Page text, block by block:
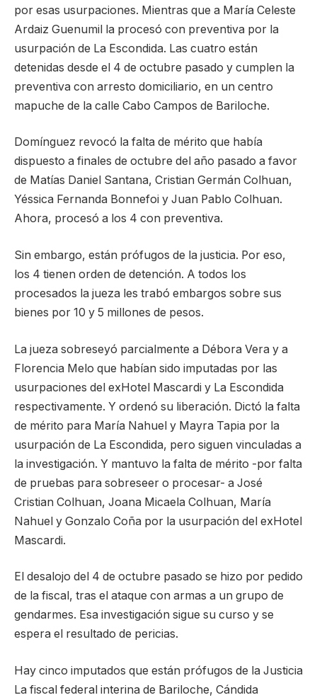
por esas usurpaciones. Mientras que a María Celeste
Ardaiz Guenumil la procesó con preventiva por la
usurpación de La Escondida. Las cuatro están
detenidas desde el 4 de octubre pasado y cumplen la
preventiva con arresto domiciliario, en un centro
mapuche de la calle Cabo Campos de Bariloche.
Domínguez revocó la falta de mérito que había
dispuesto a finales de octubre del año pasado a favor
de Matías Daniel Santana, Cristian Germán Colhuan,
Yéssica Fernanda Bonnefoi y Juan Pablo Colhuan.
Ahora, procesó a los 4 con preventiva.
Sin embargo, están prófugos de la justicia. Por eso,
los 4 tienen orden de detención. A todos los
procesados la jueza les trabó embargos sobre sus
bienes por 10 y 5 millones de pesos.
La jueza sobreseyó parcialmente a Débora Vera y a
Florencia Melo que habían sido imputadas por las
usurpaciones del exHotel Mascardi y La Escondida
respectivamente. Y ordenó su liberación. Dictó la falta
de mérito para María Nahuel y Mayra Tapia por la
usurpación de La Escondida, pero siguen vinculadas a
la investigación. Y mantuvo la falta de mérito -por falta
de pruebas para sobreseer o procesar- a José
Cristian Colhuan, Joana Micaela Colhuan, María
Nahuel y Gonzalo Coña por la usurpación del exHotel
Mascardi.
El desalojo del 4 de octubre pasado se hizo por pedido
de la fiscal, tras el ataque con armas a un grupo de
gendarmes. Esa investigación sigue su curso y se
espera el resultado de pericias.
Hay cinco imputados que están prófugos de la Justicia
La fiscal federal interina de Bariloche, Cándida